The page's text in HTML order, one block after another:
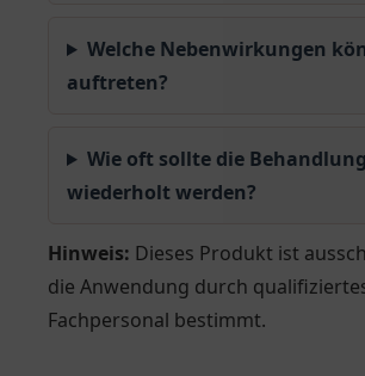
Welche Nebenwirkungen
auftreten?
Wie oft sollte die Behandlung
wiederholt werden?
Hinweis: Dieses Produkt ist
die Anwendung durch
Fachpersonal bestimmt.